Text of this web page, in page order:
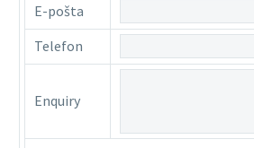
E-pošta
Telefon
Enquiry